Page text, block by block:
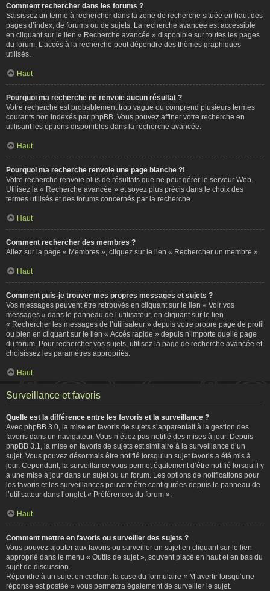
Comment rechercher dans les forums ?
Saisissez un terme à rechercher dans la zone de recherche située en haut des
pages d’index, de forums ou de sujets. La recherche avancée est accessible
en cliquant sur le lien « Recherche avancée » disponible sur toutes les pages
du forum. L’accès à la recherche peut dépendre des thèmes graphiques
utilisés.
Haut
Pourquoi ma recherche ne renvoie aucun résultat ?
Votre recherche est probablement trop vague ou comprend plusieurs termes
courants non indexés par phpBB. Vous pouvez affiner votre recherche en
utilisant les options disponibles dans la recherche avancée.
Haut
Pourquoi ma recherche renvoie une page blanche ?!
Votre recherche renvoie plus de résultats que ne peut gérer le serveur Web.
Utilisez la « Recherche avancée » et soyez plus précis dans le choix des
termes utilisés et des forums concernés par la recherche.
Haut
Comment rechercher des membres ?
Allez sur la page « Membres », cliquez sur le lien « Rechercher un membre ».
Haut
Comment puis-je trouver mes propres messages et sujets ?
Vos messages peuvent être retrouvés en cliquant sur le lien « Voir vos
messages » dans le panneau de l’utilisateur, en cliquant sur le lien
« Rechercher les messages de l’utilisateur » depuis votre propre page de profil
ou bien en cliquant sur le lien « Accès rapide » depuis n’importe quelle page
du forum. Pour rechercher vos sujets, utilisez la page de recherche avancée et
choisissez les paramètres appropriés.
Haut
Surveillance et favoris
Quelle est la différence entre les favoris et la surveillance ?
Avec phpBB 3.0, la mise en favoris de sujets s’apparentait à la gestion des
favoris dans un navigateur. Vous n’étiez pas notifié des mises à jour. Depuis
phpBB 3.1, la mise en favoris de sujets est similaire à la surveillance d’un
sujet. Vous pouvez désormais être notifié lorsqu’un sujet favoris a été mis à
jour. Cependant, la surveillance vous permet également d’être notifié lorsqu’il y
a une mise à jour dans un sujet ou un forum. Les options de notifications pour
les favoris et les surveillances peuvent être configurées depuis le panneau de
l’utilisateur dans l’onglet « Préférences du forum ».
Haut
Comment mettre en favoris ou surveiller des sujets ?
Vous pouvez ajouter aux favoris ou surveiller un sujet en cliquant sur le lien
approprié dans le menu « Outils de sujet », souvent placé en haut et en bas du
sujet de discussion.
Répondre à un sujet en cochant la case du formulaire « M’avertir lorsqu’une
réponse est postée » vous permettra également de surveiller le sujet.